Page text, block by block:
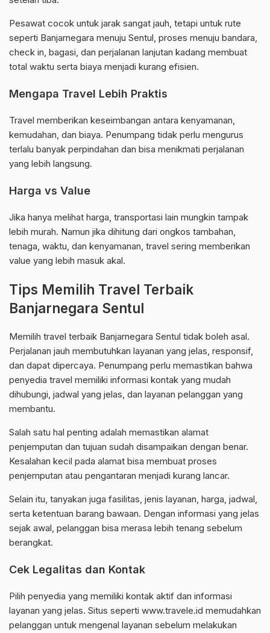
Pesawat cocok untuk jarak sangat jauh, tetapi untuk rute
seperti Banjarnegara menuju Sentul, proses menuju bandara,
check in, bagasi, dan perjalanan lanjutan kadang membuat
total waktu serta biaya menjadi kurang efisien.
Mengapa Travel Lebih Praktis
Travel memberikan keseimbangan antara kenyamanan,
kemudahan, dan biaya. Penumpang tidak perlu mengurus
terlalu banyak perpindahan dan bisa menikmati perjalanan
yang lebih langsung.
Harga vs Value
Jika hanya melihat harga, transportasi lain mungkin tampak
lebih murah. Namun jika dihitung dari ongkos tambahan,
tenaga, waktu, dan kenyamanan, travel sering memberikan
value yang lebih masuk akal.
Tips Memilih Travel Terbaik
Banjarnegara Sentul
Memilih travel terbaik Banjarnegara Sentul tidak boleh asal.
Perjalanan jauh membutuhkan layanan yang jelas, responsif,
dan dapat dipercaya. Penumpang perlu memastikan bahwa
penyedia travel memiliki informasi kontak yang mudah
dihubungi, jadwal yang jelas, dan layanan pelanggan yang
membantu.
Salah satu hal penting adalah memastikan alamat
penjemputan dan tujuan sudah disampaikan dengan benar.
Kesalahan kecil pada alamat bisa membuat proses
penjemputan atau pengantaran menjadi kurang lancar.
Selain itu, tanyakan juga fasilitas, jenis layanan, harga, jadwal,
serta ketentuan barang bawaan. Dengan informasi yang jelas
sejak awal, pelanggan bisa merasa lebih tenang sebelum
berangkat.
Cek Legalitas dan Kontak
Pilih penyedia yang memiliki kontak aktif dan informasi
layanan yang jelas. Situs seperti www.travele.id memudahkan
pelanggan untuk mengenal layanan sebelum melakukan